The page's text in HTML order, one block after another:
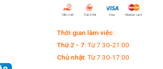
Thời gian làm việc:
Thứ 2 - 7:Từ 7:30-21:00
Chủ nhật:Từ 7:30-17:00